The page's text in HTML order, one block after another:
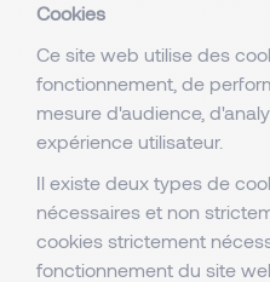
Cookies
Ce site web utilise des
fonctionnement, de
mesure d'audience,
expérience utilisateur.
Il existe deux types de
nécessaires et non
cookies strictement
fonctionnement du site